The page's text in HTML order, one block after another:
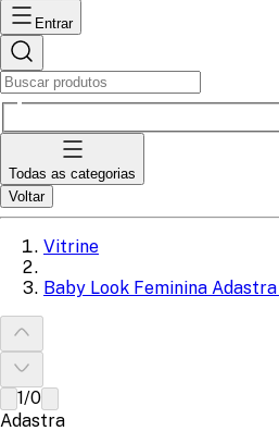
Entrar
Todas as categorias
Voltar
Vitrine
Baby Look Feminina
1/0
Adastra